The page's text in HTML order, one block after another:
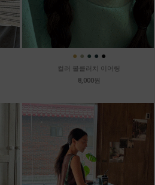
● ● ● ● ●
컬러 볼클러치 이어링
8,000원